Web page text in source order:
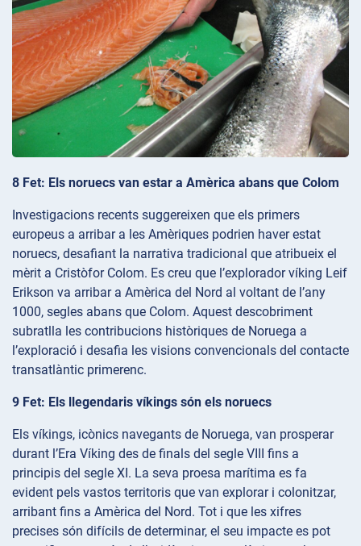
8 Fet: Els noruecs van estar a Amèrica abans que Colom
Investigacions recents suggereixen que els primers
europeus a arribar a les Amèriques podrien haver estat
noruecs, desafiant la narrativa tradicional que atribueix el
mèrit a Cristòfor Colom. Es creu que l’explorador víking Leif
Erikson va arribar a Amèrica del Nord al voltant de l’any
1000, segles abans que Colom. Aquest descobriment
subratlla les contribucions històriques de Noruega a
l’exploració i desafia les visions convencionals del contacte
transatlàntic primerenc.
9 Fet: Els llegendaris víkings són els noruecs
Els víkings, icònics navegants de Noruega, van prosperar
durant l’Era Víking des de finals del segle VIII fins a
principis del segle XI. La seva proesa marítima es fa
evident pels vastos territoris que van explorar i colonitzar,
arribant fins a Amèrica del Nord. Tot i que les xifres
precises són difícils de determinar, el seu impacte es pot